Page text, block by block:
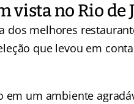
vista no Rio de
dos melhores
que levou em
em um ambiente